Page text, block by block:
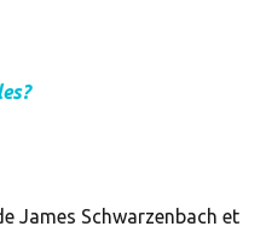
James Schwarzenbach et